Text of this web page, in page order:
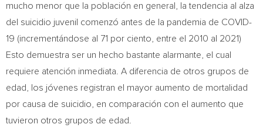
mucho menor que la población en general, la tendencia al alza
del suicidio juvenil comenzó antes de la pandemia de COVID-
19 (incrementándose al 71 por ciento, entre el 2010 al 2021)
Esto demuestra ser un hecho bastante alarmante, el cual
requiere atención inmediata. A diferencia de otros grupos de
edad, los jóvenes registran el mayor aumento de mortalidad
por causa de suicidio, en comparación con el aumento que
tuvieron otros grupos de edad.